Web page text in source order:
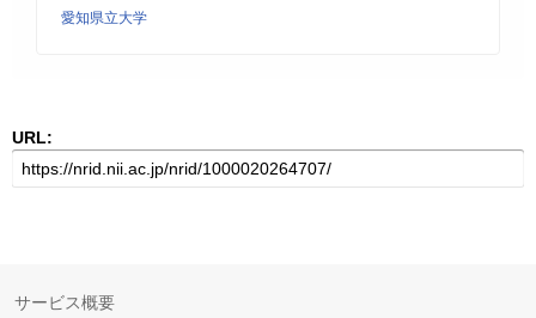
愛知県立大学
URL:
サービス概要